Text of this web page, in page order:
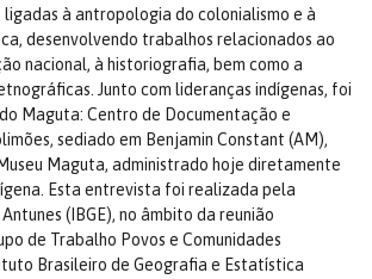
à antropologia do colonialismo e à
desenvolvendo trabalhos relacionados ao
nacional, à historiografia, bem como a
Junto com lideranças indígenas, foi
Maguta: Centro de Documentação e
sediado em Benjamin Constant (AM),
Maguta, administrado hoje diretamente
Esta entrevista foi realizada pela
(IBGE), no âmbito da reunião
de Trabalho Povos e Comunidades
Brasileiro de Geografia e Estatística